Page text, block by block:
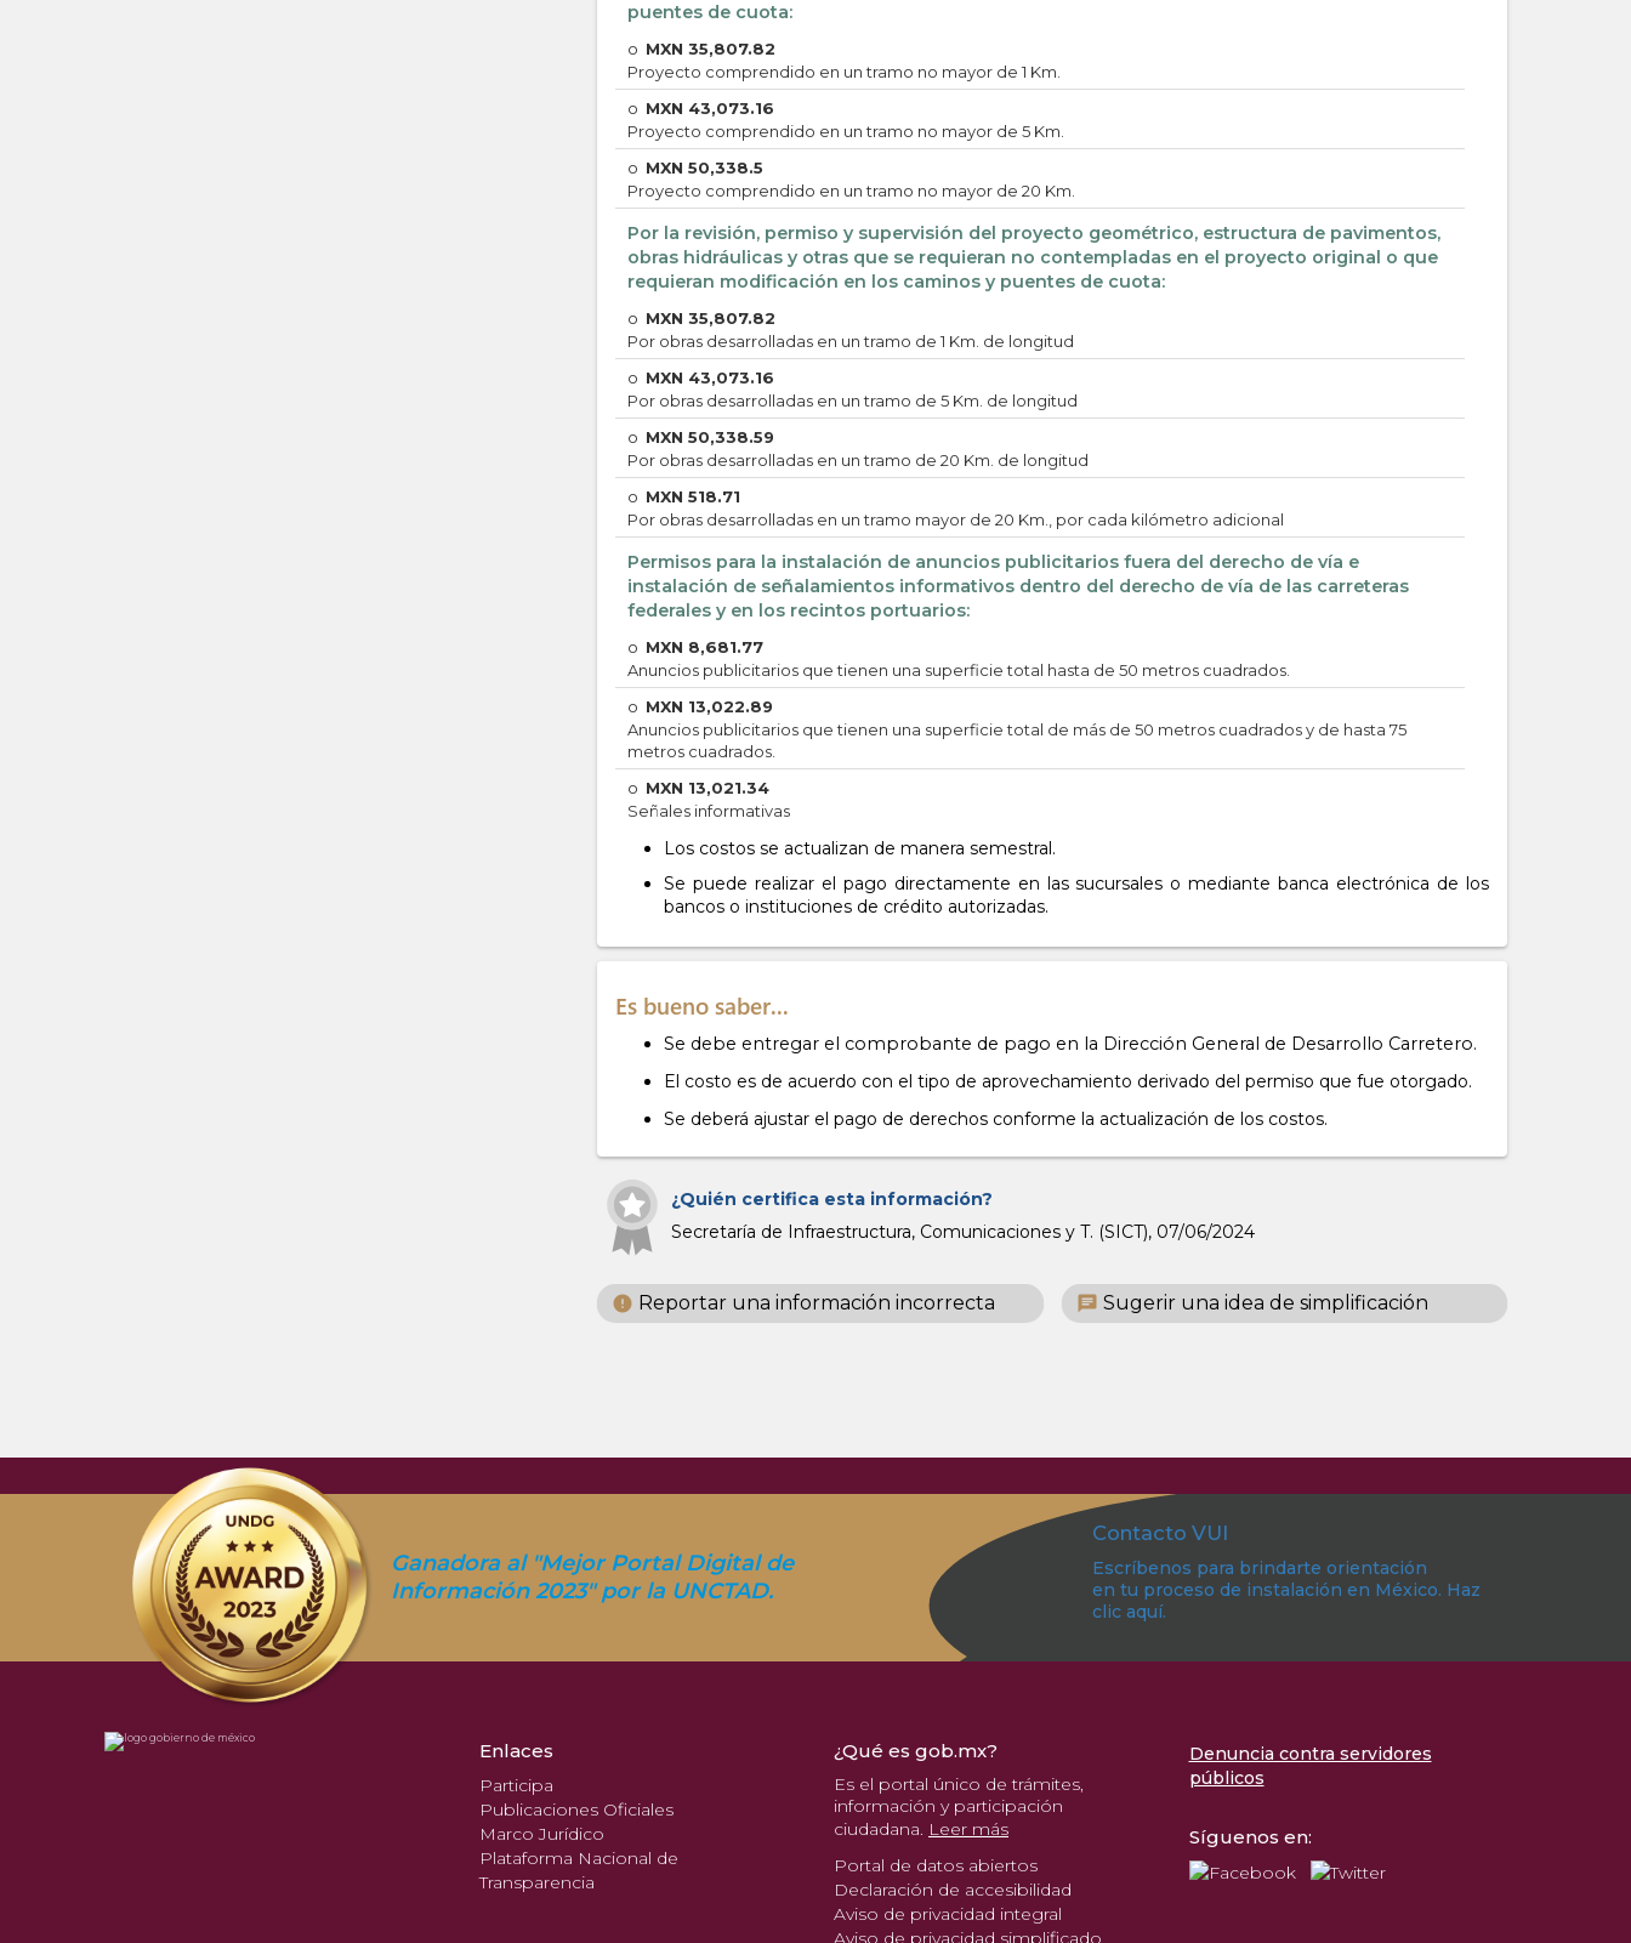
puentes de cuota:
o MXN 35,807.82
Proyecto comprendido en un tramo no mayor de 1 Km.
o MXN 43,073.16
Proyecto comprendido en un tramo no mayor de 5 Km.
o MXN 50,338.5
Proyecto comprendido en un tramo no mayor de 20 Km.
Por la revisión, permiso y supervisión del proyecto geométrico, estructura de pavimentos,
obras hidráulicas y otras que se requieran no contempladas en el proyecto original o que
requieran modificación en los caminos y puentes de cuota:
o MXN 35,807.82
Por obras desarrolladas en un tramo de 1 Km. de longitud
o MXN 43,073.16
Por obras desarrolladas en un tramo de 5 Km. de longitud
o MXN 50,338.59
Por obras desarrolladas en un tramo de 20 Km. de longitud
o MXN 518.71
Por obras desarrolladas en un tramo mayor de 20 Km., por cada kilómetro adicional
Permisos para la instalación de anuncios publicitarios fuera del derecho de vía e
instalación de señalamientos informativos dentro del derecho de vía de las carreteras
federales y en los recintos portuarios:
o MXN 8,681.77
Anuncios publicitarios que tienen una superficie total hasta de 50 metros cuadrados.
o MXN 13,022.89
Anuncios publicitarios que tienen una superficie total de más de 50 metros cuadrados y de hasta 75
metros cuadrados.
o MXN 13,021.34
Señales informativas
Los costos se actualizan de manera semestral.
Se puede realizar el pago directamente en las sucursales o mediante banca electrónica de los
bancos o instituciones de crédito autorizadas.
Es bueno saber...
Se debe entregar el comprobante de pago en la Dirección General de Desarrollo Carretero.
El costo es de acuerdo con el tipo de aprovechamiento derivado del permiso que fue otorgado.
Se deberá ajustar el pago de derechos conforme la actualización de los costos.
¿Quién certifica esta información?
Secretaría de Infraestructura, Comunicaciones y T. (SICT), 07/06/2024
error Reportar una información incorrecta chat Sugerir una idea de simplificación
Ganadora al "Mejor Portal Digital de
Información 2023" por la UNCTAD.
Contacto VUI
Escríbenos para brindarte orientación
en tu proceso de instalación en México. Haz
clic aquí.
Enlaces
Participa
Publicaciones Oficiales
Marco Jurídico
Plataforma Nacional de
Transparencia
¿Qué es gob.mx?
Es el portal único de trámites,
información y participación
ciudadana. Leer más
Portal de datos abiertos
Declaración de accesibilidad
Aviso de privacidad integral
Aviso de privacidad simplificado
Denuncia contra servidores
públicos
Síguenos en: